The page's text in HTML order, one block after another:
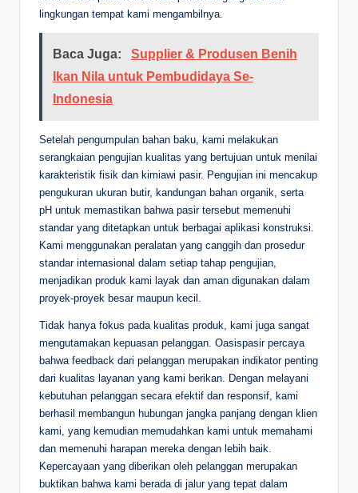
lingkungan tempat kami mengambilnya.
Baca Juga:
Supplier & Produsen Benih
Ikan Nila untuk Pembudidaya Se-
Indonesia
Setelah pengumpulan bahan baku, kami melakukan
serangkaian pengujian kualitas yang bertujuan untuk menilai
karakteristik fisik dan kimiawi pasir. Pengujian ini mencakup
pengukuran ukuran butir, kandungan bahan organik, serta
pH untuk memastikan bahwa pasir tersebut memenuhi
standar yang ditetapkan untuk berbagai aplikasi konstruksi.
Kami menggunakan peralatan yang canggih dan prosedur
standar internasional dalam setiap tahap pengujian,
menjadikan produk kami layak dan aman digunakan dalam
proyek-proyek besar maupun kecil.
Tidak hanya fokus pada kualitas produk, kami juga sangat
mengutamakan kepuasan pelanggan. Oasispasir percaya
bahwa feedback dari pelanggan merupakan indikator penting
dari kualitas layanan yang kami berikan. Dengan melayani
kebutuhan pelanggan secara efektif dan responsif, kami
berhasil membangun hubungan jangka panjang dengan klien
kami, yang kemudian memudahkan kami untuk memahami
dan memenuhi harapan mereka dengan lebih baik.
Kepercayaan yang diberikan oleh pelanggan merupakan
buktikan bahwa kami berada di jalur yang tepat dalam